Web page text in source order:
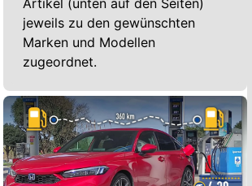
jeweils zu den gewünschten
Marken und Modellen
zugeordnet.